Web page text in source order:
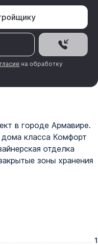
на обработку
в городе Армавире.
класса Комфорт
отдeлка
зоны хранения
1